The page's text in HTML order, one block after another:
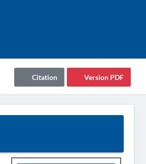
Version PDF
Citation